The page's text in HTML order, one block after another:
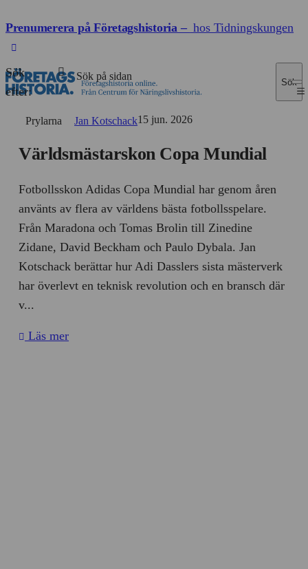
Prenumerera på Företagshistoria – hos Tidningskungen
Sök
efter:
Sök
Prylarna Jan Kotschack15 jun. 2026
Världsmästarskon Copa Mundial
Fotbollsskon Adidas Copa Mundial har genom åren
använts av flera av världens bästa fotbollsspelare.
Från Maradona och Tomas Brolin till Zinedine
Zidane, David Beckham och Paulo Dybala. Jan
Kotschack berättar hur Adi Dasslers sista mästerverk
har överlevt en teknisk revolution och en bransch där
v...
Läs mer